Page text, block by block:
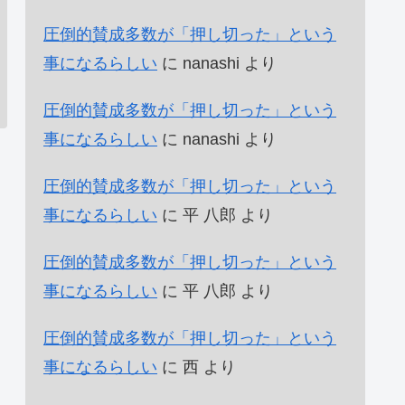
圧倒的賛成多数が「押し切った」という
事になるらしい に nanashi より
圧倒的賛成多数が「押し切った」という
事になるらしい に nanashi より
圧倒的賛成多数が「押し切った」という
事になるらしい に 平 八郎 より
圧倒的賛成多数が「押し切った」という
事になるらしい に 平 八郎 より
圧倒的賛成多数が「押し切った」という
事になるらしい に 西 より